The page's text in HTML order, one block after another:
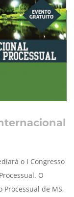
o I Congresso
O
de MS,